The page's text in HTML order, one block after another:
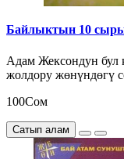
Байлыктын 10
Адам Жексондун бул
жолдору жөнүндөгү
100Сом
Сатып алам